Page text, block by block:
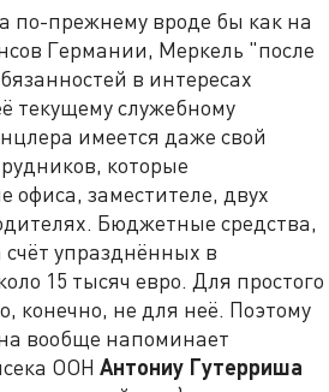
по-прежнему вроде бы как на
Германии, Меркель "после
в интересах
текущему служебному
имеется даже свой
которые
офиса, заместителе, двух
Бюджетные средства,
упразднённых в
15 тысяч евро. Для простого
конечно, не для неё. Поэтому
вообще напоминает
ООН Антониу Гутерриша